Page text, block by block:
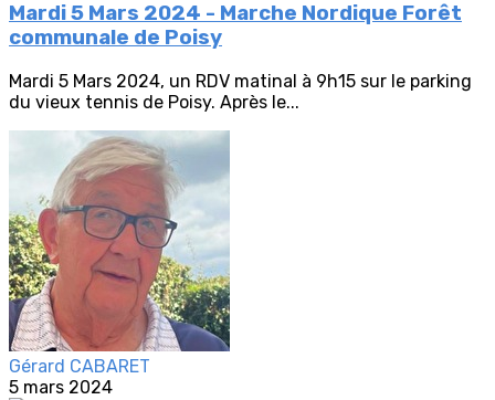
Mardi 5 Mars 2024 - Marche Nordique Forêt
communale de Poisy
Mardi 5 Mars 2024, un RDV matinal à 9h15 sur le parking
du vieux tennis de Poisy. Après le...
Gérard CABARET
5 mars 2024